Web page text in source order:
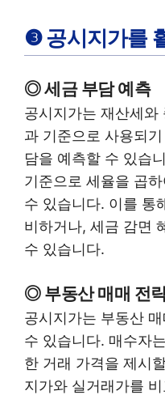
❸ 공시지가를
◎ 세금 부담 예측
공시지가는 재산세와
과 기준으로 사용되
담을 예측할 수 있습
기준으로 세율을 곱
수 있습니다. 이를 통
비하거나, 세금 감면
수 있습니다.
◎ 부동산 매매 전
공시지가는 부동산
수 있습니다. 매수자
한 거래 가격을 제시
지가와 실거래가를